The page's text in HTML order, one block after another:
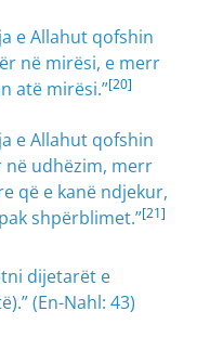
e Allahut qofshin
në mirësi, e merr
atë mirësi.”[20]
e Allahut qofshin
në udhëzim, merr
që e kanë ndjekur,
shpërblimet.”[21]
dijetarët e
(En-Nahl: 43)